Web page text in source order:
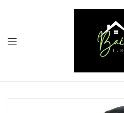
Backo
Menu